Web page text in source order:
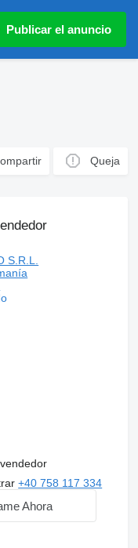
Publicar el anuncio
Queja
S.R.L.
+40 758 117 334
Ahora